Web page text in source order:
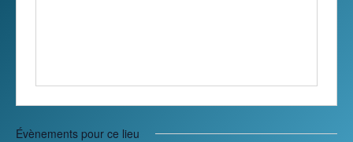
Évènements pour ce lieu